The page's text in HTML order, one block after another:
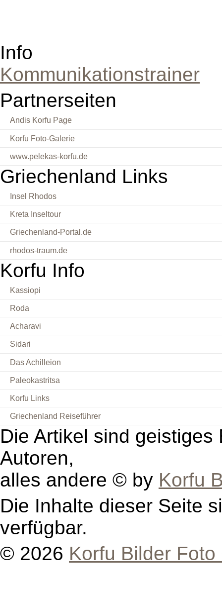
Info
Kommunikationstrainer
Partnerseiten
Andis Korfu Page
Korfu Foto-Galerie
www.pelekas-korfu.de
Griechenland Links
Insel Rhodos
Kreta Inseltour
Griechenland-Portal.de
rhodos-traum.de
Korfu Info
Kassiopi
Roda
Acharavi
Sidari
Das Achilleion
Paleokastritsa
Korfu Links
Griechenland Reiseführer
Die Artikel sind
Autoren,
alles andere © by Korfu
Die Inhalte dieser Seite
verfügbar.
© 2026 Korfu Bilder Foto